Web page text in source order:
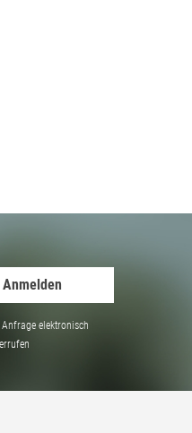
Anmelden
elektronisch